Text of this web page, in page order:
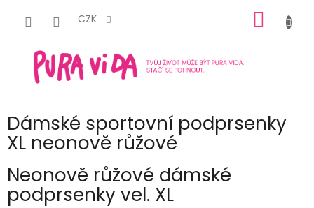
CZK
KOŠÍK
Dámské sportovní podprsenky
XL neonově růžové
Neonově růžové dámské
podprsenky vel. XL